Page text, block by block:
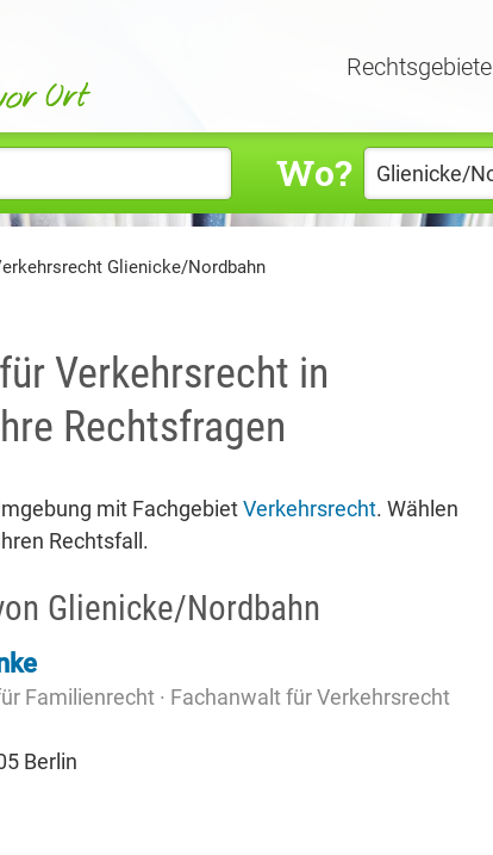
Rechtsgebiete
Wo?
Glienicke/Nordbahn
Verkehrsrecht in
Rechtsfragen
mit FachgebietVerkehrsrecht. Wählen
Rechtsfall.
Glienicke/Nordbahn
Familienrecht · Fachanwalt für Verkehrsrecht
Berlin